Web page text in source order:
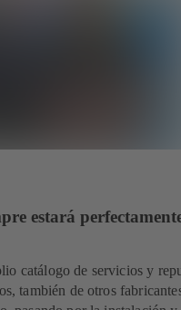
estará
catálogo de servicios y
también de otros